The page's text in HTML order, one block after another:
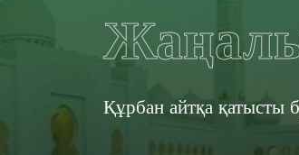
Құрбан айтқа қатысты